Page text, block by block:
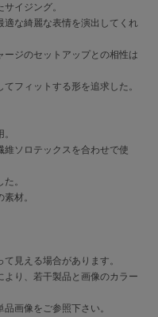
イジング。
適な綺麗な表情を演出してくれ
ジのセットアップとの相性は
フィットする形を追求した。
ソロテックスを合わせで使
。
材。
見える場合があります。
より、若干製品と画像のカラー
画像をご参照下さい。